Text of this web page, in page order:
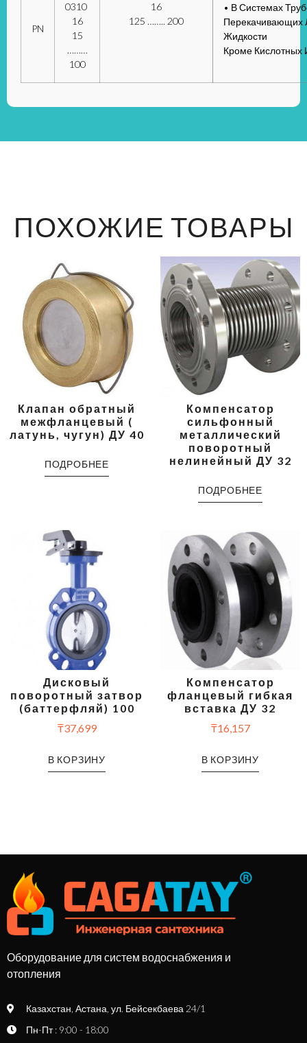
• В Системах
Жидкости
Кроме
PN
0310
16
15
………
100
16
125 …….. 200
ПОХОЖИЕ ТОВАРЫ
Клапан обратный
межфланцевый (
латунь, чугун) ДУ 40
ПОДРОБНЕЕ
Компенсатор
сильфонный
металлический
поворотный
нелинейный ДУ 32
ПОДРОБНЕЕ
Дисковый
поворотный затвор
(баттерфляй) 100
₸37,699
В КОРЗИНУ
Компенсатор
фланцевый гибкая
вставка ДУ 32
₸16,157
В КОРЗИНУ
Оборудование для систем водоснабжения и
отопления
Казахстан, Астана, ул. Бейсекбаева 24/1
Пн-Пт : 9:00 - 18:00